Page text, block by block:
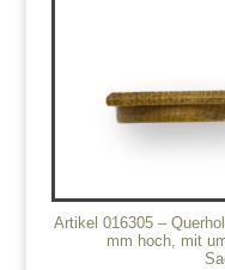
Artikel 016305 –
mm hoch, mit